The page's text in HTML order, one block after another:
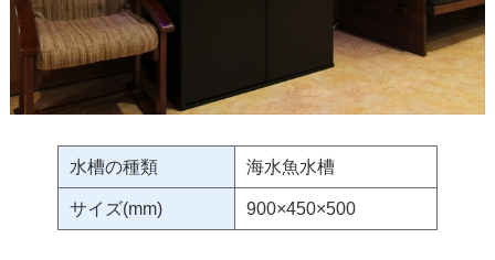
水槽の種類 海水魚水槽
サイズ(mm) 900×450×500